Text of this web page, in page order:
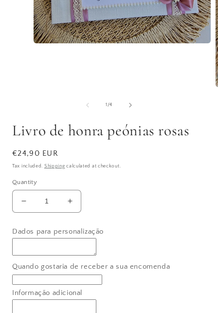
1/of
4
Livro de honra peónias rosas
Regular
price
€24,90 EUR
Tax included. Shipping calculated at checkout.
Quantity
Decrease
quantity
Livro
honra
peónias
rosas
Increase
quantity
Livro
honra
peónias
rosas
Dados para personalização
Quando gostaria de receber a sua encomenda
Informação adicional